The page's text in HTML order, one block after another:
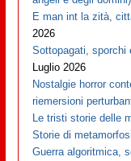
E man int la zità,
2026
Sottopagati,
Luglio 2026
Nostalgie horror
riemersioni
Le tristi storie delle
Storie di
Guerra algoritmica,